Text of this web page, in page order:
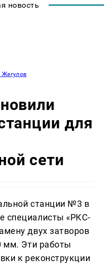
новость
Жегулов
для
сети
станции №3 в
специалисты «РКС-
двух затворов
мм. Эти работы
к реконструкции